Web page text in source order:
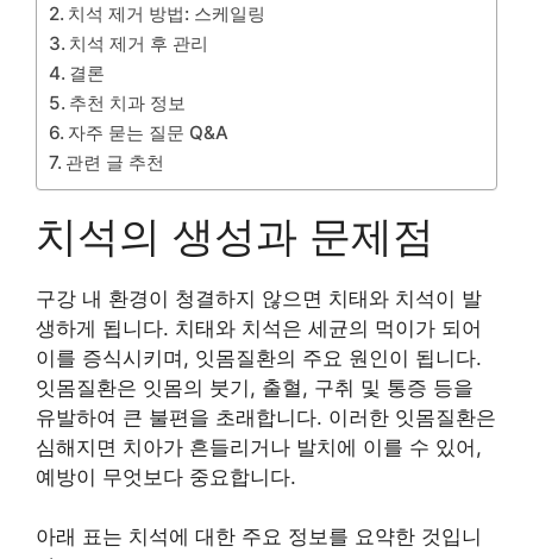
치석 제거 방법: 스케일링
치석 제거 후 관리
결론
추천 치과 정보
자주 묻는 질문 Q&A
관련 글 추천
치석의 생성과 문제점
구강 내 환경이 청결하지 않으면 치태와 치석이 발
생하게 됩니다. 치태와 치석은 세균의 먹이가 되어
이를 증식시키며, 잇몸질환의 주요 원인이 됩니다.
잇몸질환은 잇몸의 붓기, 출혈, 구취 및 통증 등을
유발하여 큰 불편을 초래합니다. 이러한 잇몸질환은
심해지면 치아가 흔들리거나 발치에 이를 수 있어,
예방이 무엇보다 중요합니다.
아래 표는 치석에 대한 주요 정보를 요약한 것입니